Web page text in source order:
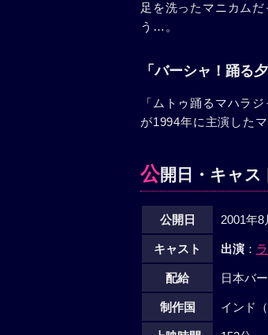
足を洗ったマニカム
う…。
「バーシャ！踊る
「ムトゥ踊るマハラ
が1994年に主演した
公開日・キャス
公開日 2001年8
キャスト 出演：
配給 日本バ
制作国 インド（